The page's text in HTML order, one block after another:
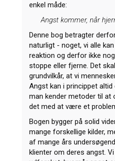
enkel måde:
Angst kommer, når
Denne bog betragter
naturligt - noget, vi alle
reaktion og derfor ikke
stoppe eller fjerne. Det
grundvilkår, at vi
Angst kan i princippet
man kender metoder til at
det med at være et
Bogen bygger på solid
mange forskellige kilder,
af mange års
klienter om deres angst.